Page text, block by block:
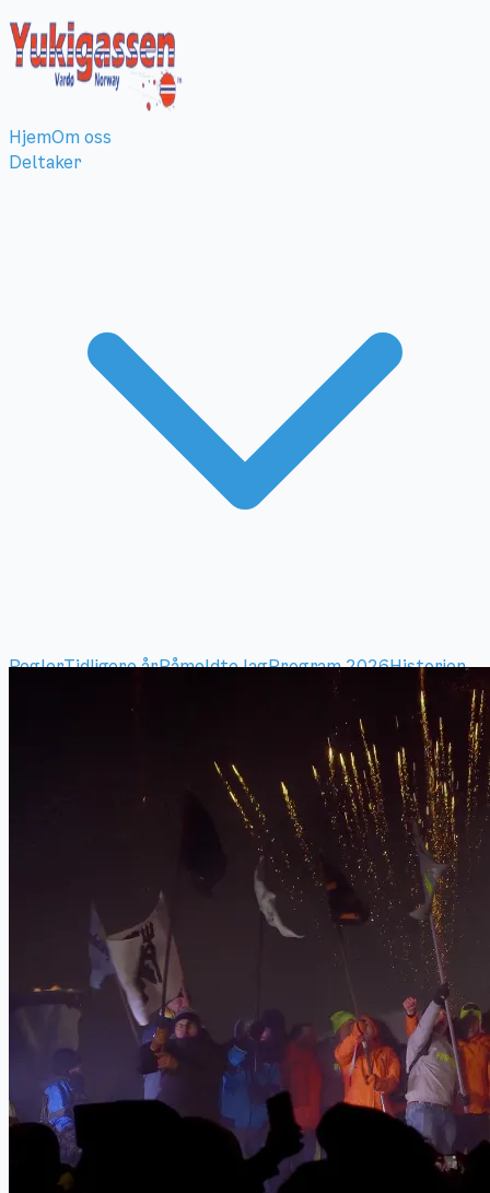
HjemOm oss
Deltaker
ReglerTidligere årPåmeldte lagProgram 2026Historien